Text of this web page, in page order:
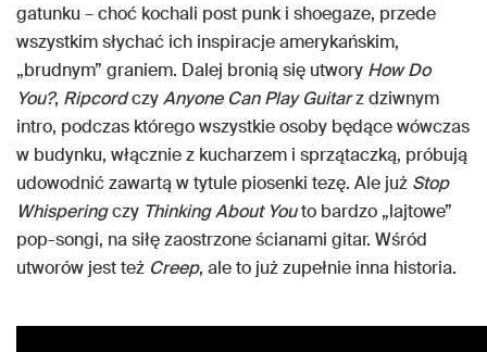
gatunku – choć kochali post punk i shoegaze, przede
wszystkim słychać ich inspiracje amerykańskim,
„brudnym” graniem. Dalej bronią się utwory How Do
You?, RipcordczyAnyone Can Play Guitarz dziwnym
intro, podczas którego wszystkie osoby będące wówczas
w budynku, włącznie z kucharzem i sprzątaczką, próbują
udowodnić zawartą w tytule piosenki tezę. Ale już Stop
Whisperingczy Thinking About Youto bardzo „lajtowe”
pop-songi, na siłę zaostrzone ścianami gitar. Wśród
utworów jest też Creep, ale to już zupełnie inna historia.